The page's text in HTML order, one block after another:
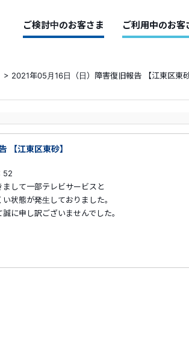
ご検討中のお客さま ご利用中のお客
> 2021年05月16日（日）障害復旧報告 【江東区東砂
【江東区東砂】
52
まして一部テレビサービスと
が発生しておりました。
し訳ございませんでした。